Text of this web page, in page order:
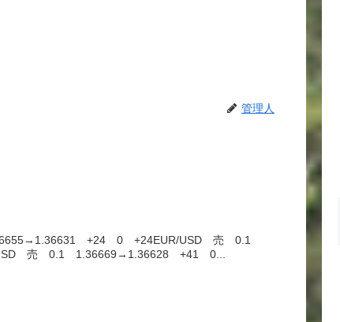
管理人
+24 0 +24EUR/USD 売 0.1
売 0.1 1.36669→1.36628 +41 0...